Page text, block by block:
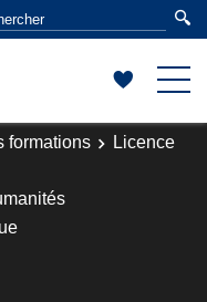
formations
Licence